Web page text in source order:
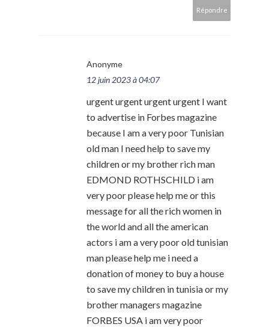
Répondre
Anonyme
12 juin 2023 à 04:07
urgent urgent urgent urgent I want
to advertise in Forbes magazine
because I am a very poor Tunisian
old man I need help to save my
children or my brother rich man
EDMOND ROTHSCHILD i am
very poor please help me or this
message for all the rich women in
the world and all the american
actors i am a very poor old tunisian
man please help me i need a
donation of money to buy a house
to save my children in tunisia or my
brother managers magazine
FORBES USA i am very poor